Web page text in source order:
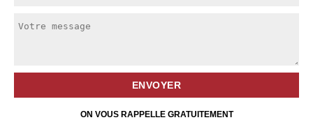
ON VOUS RAPPELLE GRATUITEMENT